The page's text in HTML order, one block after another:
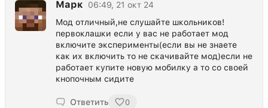
Марк
06:49, 21 окт 24
Мод отличный,не слушайте школьников!
первоклашки если у вас не работает мод
включите эксперименты(если вы не знаете
как их включить то не скачивайте мод)если не
работает купите новую мобилку а то со своей
кнопочным сидите
Ответить 0